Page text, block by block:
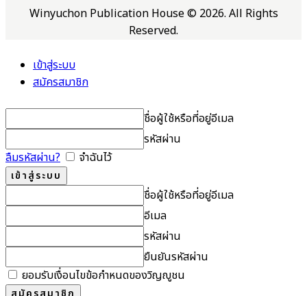
Winyuchon Publication House © 2026. All Rights
Reserved.
เข้าสู่ระบบ
สมัครสมาชิก
ชื่อผู้ใช้หรือที่อยู่อีเมล
รหัสผ่าน
ลืมรหัสผ่าน?
จำฉันไว้
ชื่อผู้ใช้หรือที่อยู่อีเมล
อีเมล
รหัสผ่าน
ยืนยันรหัสผ่าน
ยอมรับเงื่อนไขข้อกำหนดของวิญญูชน